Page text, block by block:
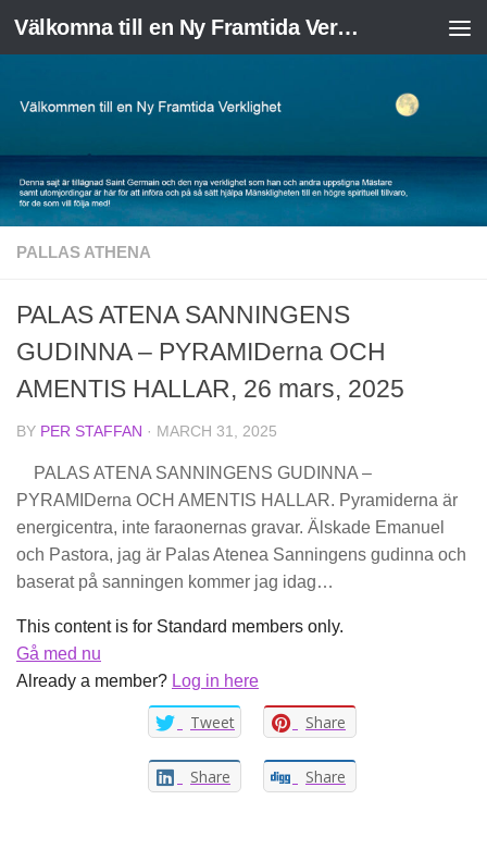
Skip to content Välkomna till en Ny Framtida Verklighet
PALLAS ATHENA
PALAS ATENA SANNINGENS
GUDINNA – PYRAMIDerna OCH
AMENTIS HALLAR, 26 mars, 2025
BY PER STAFFAN · MARCH 31, 2025
PALAS ATENA SANNINGENS GUDINNA –
PYRAMIDerna OCH AMENTIS HALLAR. Pyramiderna är
energicentra, inte faraonernas gravar. Älskade Emanuel
och Pastora, jag är Palas Atenea Sanningens gudinna och
baserat på sanningen kommer jag idag…
This content is for Standard members only.
Gå med nu
Already a member? Log in here
Tweet Share
Share Share